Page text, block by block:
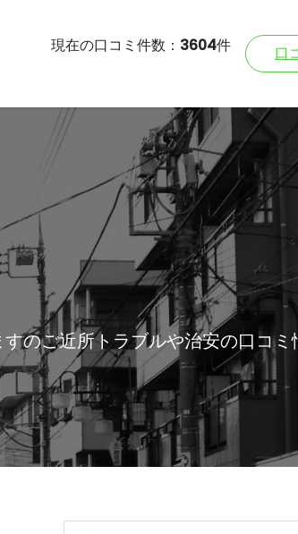
現在の口コミ件数： 3604件 口
のご近所トラブルや治安の口コミ